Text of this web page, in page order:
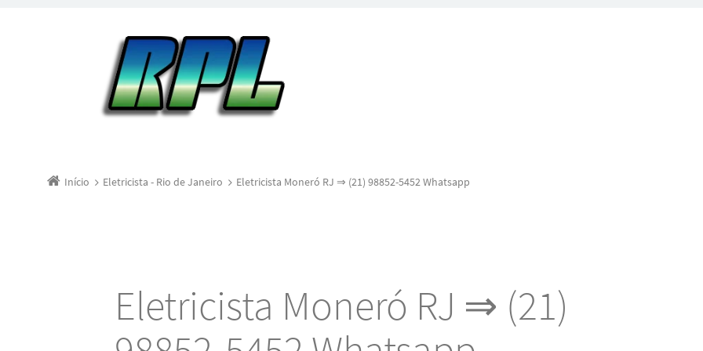
Início Eletricista - Rio de Janeiro Eletricista Moneró RJ ⇒ (21) 98852-5452 Whatsapp
Eletricista Moneró RJ ⇒ (21)